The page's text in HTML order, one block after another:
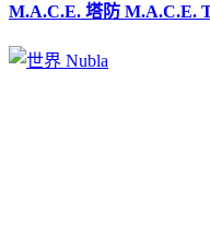
M.A.C.E. 塔防 M.A.C.E.